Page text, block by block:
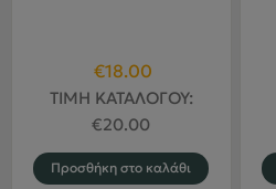
Original
price
was:
€20.00.
€18.00
τρέχουσα
είναι:
€18.00.
ΤΙΜΗ ΚΑΤΑΛΟΓΟΥ:
€20.00
Προσθήκη στο καλάθι